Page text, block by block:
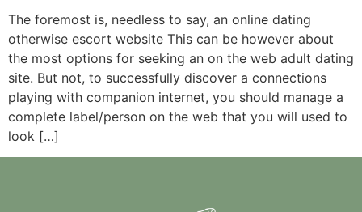
The foremost is, needless to say, an online dating
otherwise escort website This can be however about
the most options for seeking an on the web adult dating
site. But not, to successfully discover a connections
playing with companion internet, you should manage a
complete label/person on the web that you will used to
look […]